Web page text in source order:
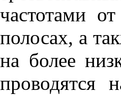
частотами
полосах, а
на более
проводятся